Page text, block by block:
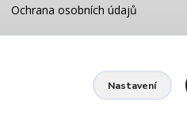
Ochrana osobních údajů
Potřebujete poradit s
Nastavení